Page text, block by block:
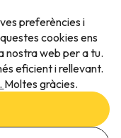
Estenedor
Torradora
Estris de cuina
Zona de menjador
Fogons
preferències i
cookies ens
nostra web per a tu.
eficient i rellevant.
Moltes gràcies.